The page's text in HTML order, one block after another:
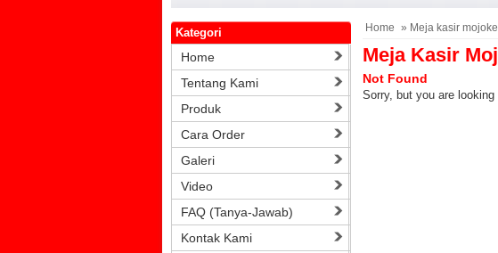
Home » Meja kasir
Meja Kasir
Not Found
Sorry, but you are
Kategori
Home
Tentang Kami
Produk
Cara Order
Galeri
Video
FAQ (Tanya-Jawab)
Kontak Kami